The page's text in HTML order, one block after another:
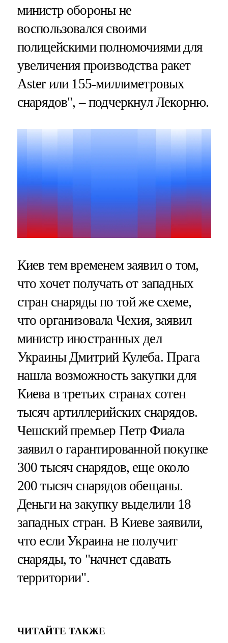
министр обороны не
воспользовался своими
полицейскими полномочиями для
увеличения производства ракет
Aster или 155-миллиметровых
снарядов", – подчеркнул Лекорню.
Киев тем временем заявил о том,
что хочет получать от западных
стран снаряды по той же схеме,
что организовала Чехия, заявил
министр иностранных дел
Украины Дмитрий Кулеба. Прага
нашла возможность закупки для
Киева в третьих странах сотен
тысяч артиллерийских снарядов.
Чешский премьер Петр Фиала
заявил о гарантированной покупке
300 тысяч снарядов, еще около
200 тысяч снарядов обещаны.
Деньги на закупку выделили 18
западных стран. В Киеве заявили,
что если Украина не получит
снаряды, то "начнет сдавать
территории".
ЧИТАЙТЕ ТАКЖЕ